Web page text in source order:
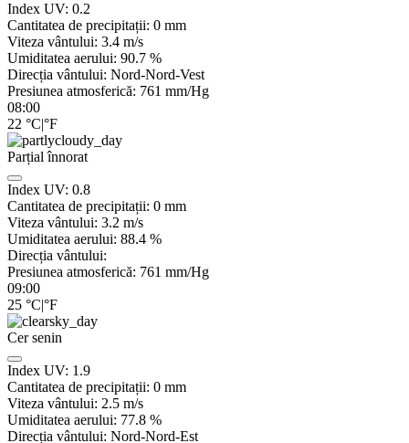
Index UV: 0.2
Cantitatea de precipitații: 0 mm
Viteza vântului: 3.4 m/s
Umiditatea aerului: 90.7 %
Direcția vântului: Nord-Nord-Vest
Presiunea atmosferică: 761 mm/Hg
08:00
22 °C|°F
Parțial înnorat
Index UV: 0.8
Cantitatea de precipitații: 0 mm
Viteza vântului: 3.2 m/s
Umiditatea aerului: 88.4 %
Direcția vântului:
Presiunea atmosferică: 761 mm/Hg
09:00
25 °C|°F
Cer senin
Index UV: 1.9
Cantitatea de precipitații: 0 mm
Viteza vântului: 2.5 m/s
Umiditatea aerului: 77.8 %
Direcția vântului: Nord-Nord-Est